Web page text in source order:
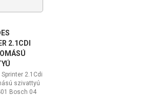
2.1CDI
2.1Cdi
szivattyú
Bosch 04